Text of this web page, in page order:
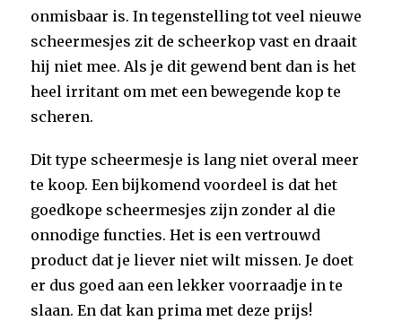
onmisbaar is. In tegenstelling tot veel nieuwe
scheermesjes zit de scheerkop vast en draait
hij niet mee. Als je dit gewend bent dan is het
heel irritant om met een bewegende kop te
scheren.
Dit type scheermesje is lang niet overal meer
te koop. Een bijkomend voordeel is dat het
goedkope scheermesjes zijn zonder al die
onnodige functies. Het is een vertrouwd
product dat je liever niet wilt missen. Je doet
er dus goed aan een lekker voorraadje in te
slaan. En dat kan prima met deze prijs!